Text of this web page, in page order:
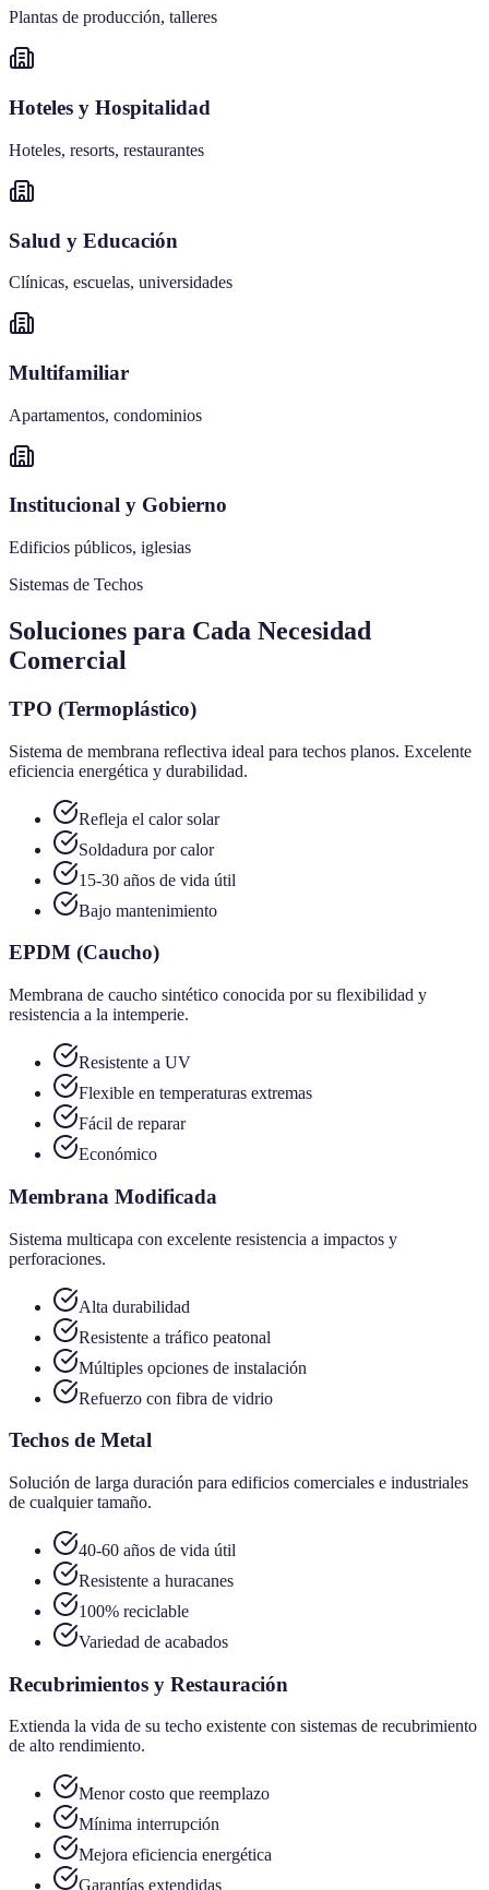
Plantas de producción, talleres
Hoteles y Hospitalidad
Hoteles, resorts, restaurantes
Salud y Educación
Clínicas, escuelas, universidades
Multifamiliar
Apartamentos, condominios
Institucional y Gobierno
Edificios públicos, iglesias
Sistemas de Techos
Soluciones para Cada Necesidad
Comercial
TPO (Termoplástico)
Sistema de membrana reflectiva ideal para techos planos. Excelente
eficiencia energética y durabilidad.
Refleja el calor solar
Soldadura por calor
15-30 años de vida útil
Bajo mantenimiento
EPDM (Caucho)
Membrana de caucho sintético conocida por su flexibilidad y
resistencia a la intemperie.
Resistente a UV
Flexible en temperaturas extremas
Fácil de reparar
Económico
Membrana Modificada
Sistema multicapa con excelente resistencia a impactos y
perforaciones.
Alta durabilidad
Resistente a tráfico peatonal
Múltiples opciones de instalación
Refuerzo con fibra de vidrio
Techos de Metal
Solución de larga duración para edificios comerciales e industriales
de cualquier tamaño.
40-60 años de vida útil
Resistente a huracanes
100% reciclable
Variedad de acabados
Recubrimientos y Restauración
Extienda la vida de su techo existente con sistemas de recubrimiento
de alto rendimiento.
Menor costo que reemplazo
Mínima interrupción
Mejora eficiencia energética
Garantías extendidas